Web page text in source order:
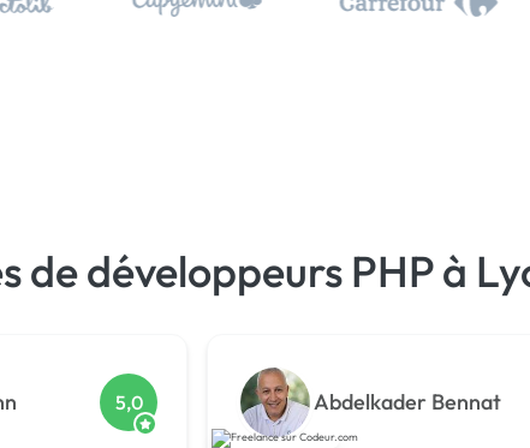
de développeurs PHP à
5,0 Abdelkader Bennat